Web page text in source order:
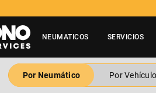
NEUMATICOS SERVICIOS
Por Neumático Por Vehículo